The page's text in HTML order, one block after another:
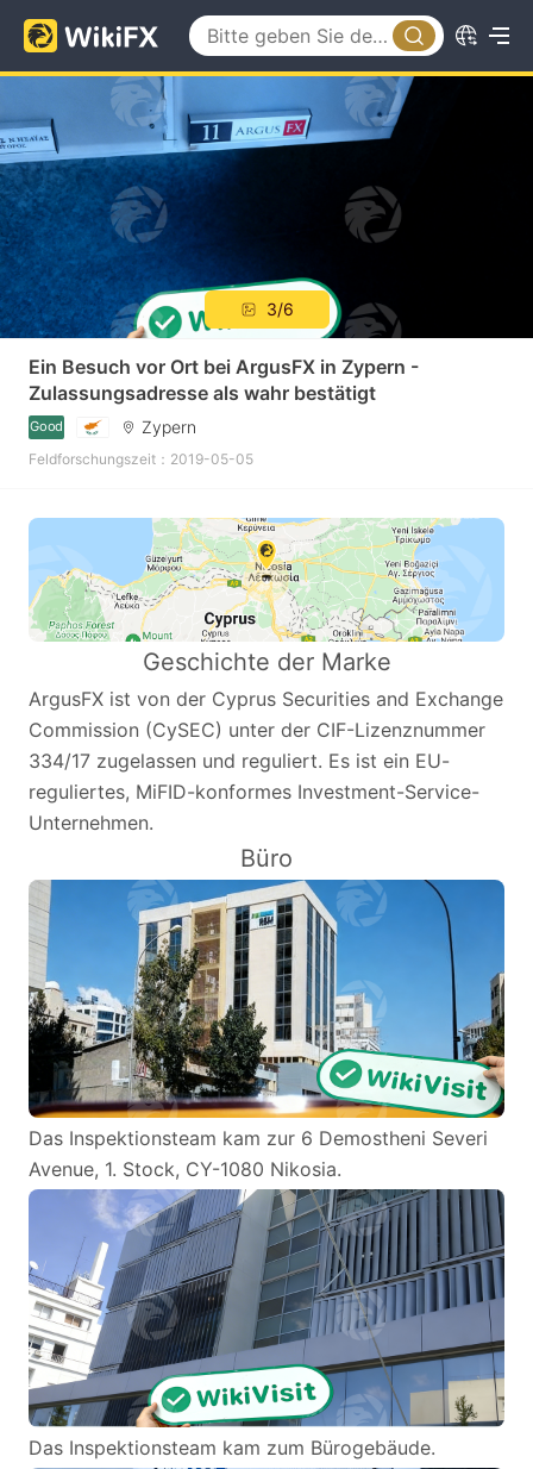
3/6
Ein Besuch vor Ort bei ArgusFX in Zypern -
Zulassungsadresse als wahr bestätigt
Good Zypern
Feldforschungszeit：2019-05-05
Geschichte der Marke
ArgusFX ist von der Cyprus Securities and Exchange
Commission (CySEC) unter der CIF-Lizenznummer
334/17 zugelassen und reguliert. Es ist ein EU-
reguliertes, MiFID-konformes Investment-Service-
Unternehmen.
Büro
Das Inspektionsteam kam zur 6 Demostheni Severi
Avenue, 1. Stock, CY-1080 Nikosia.
Das Inspektionsteam kam zum Bürogebäude.